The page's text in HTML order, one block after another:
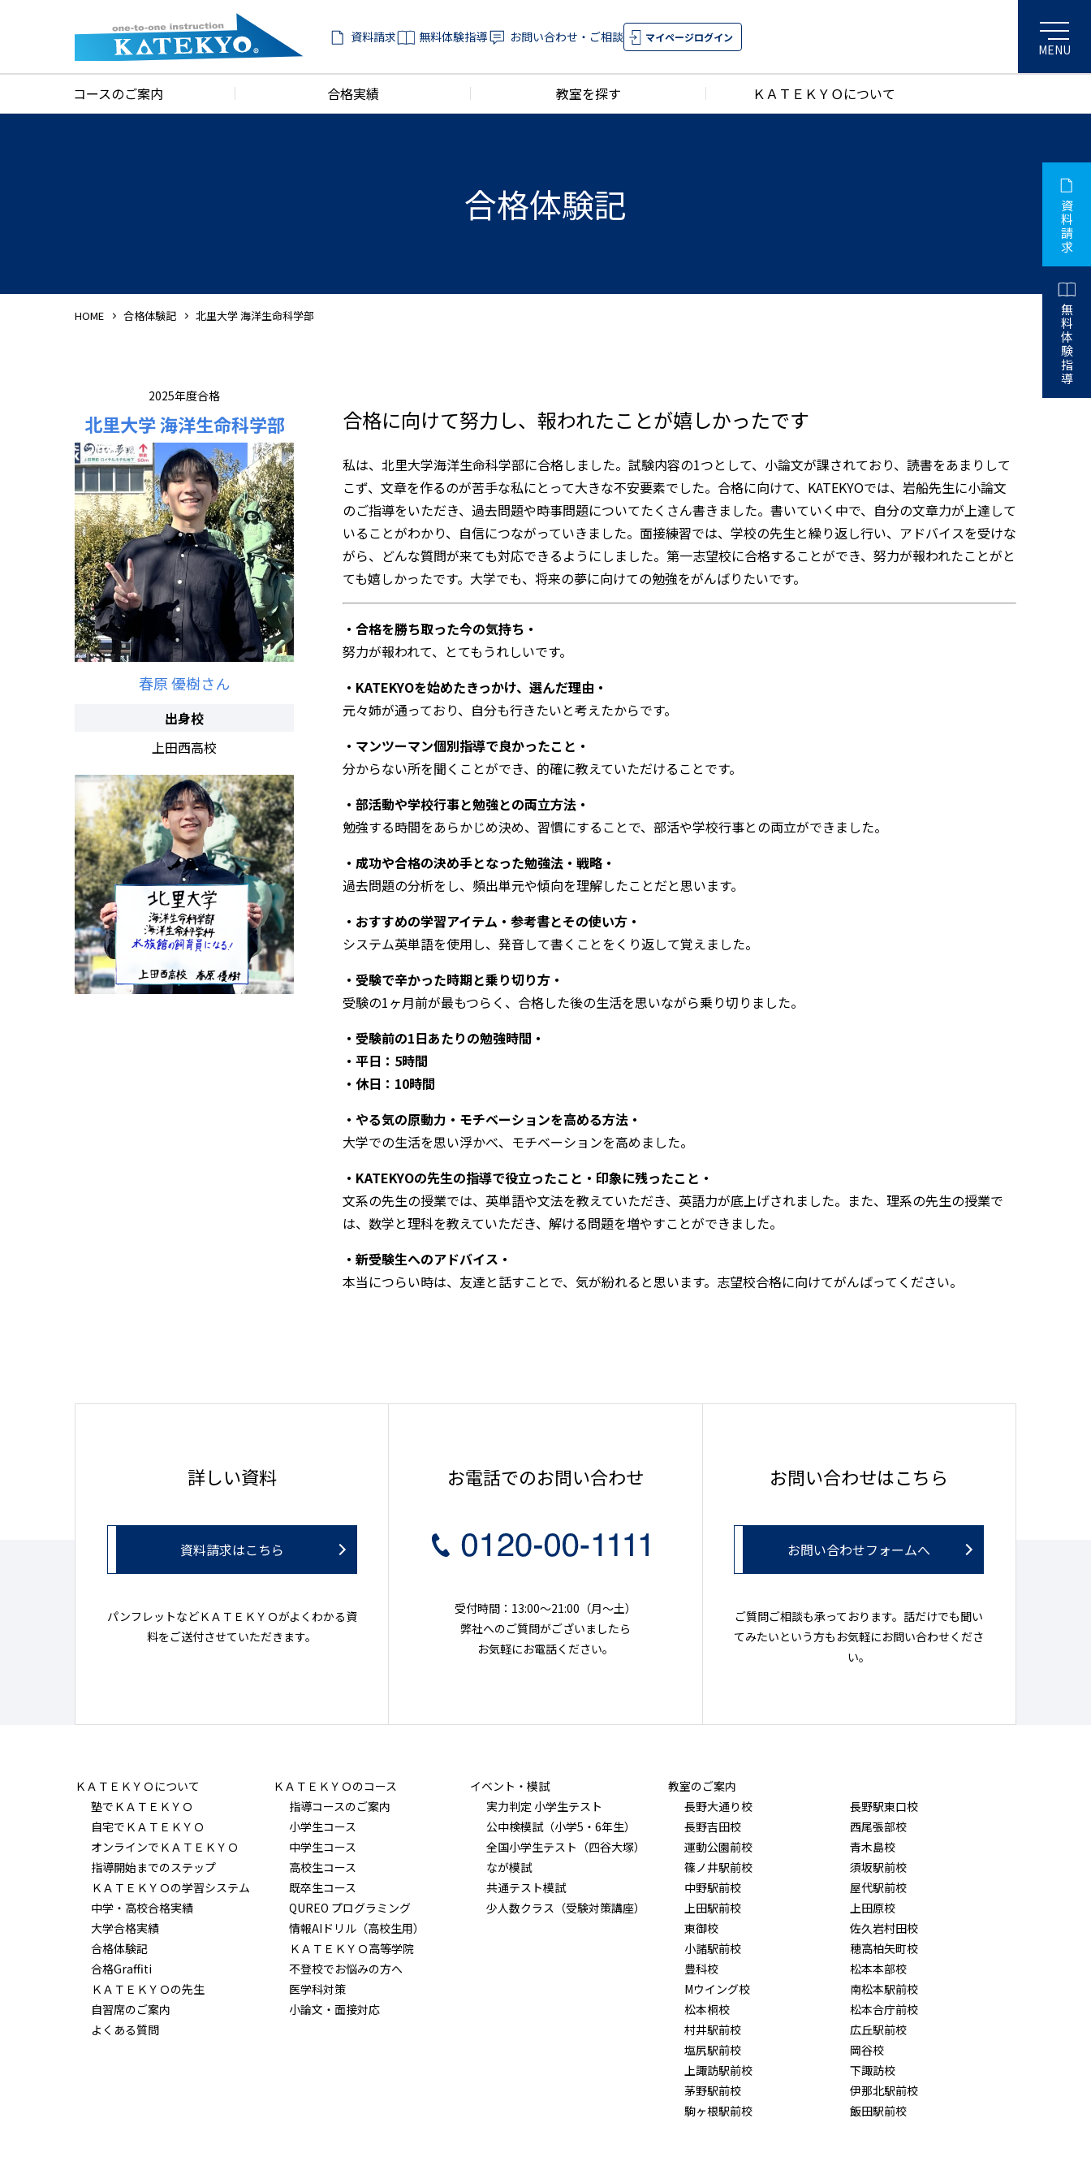
資料請求 無料体験指導 お問い合わせ・ご相談 マイページログイン
コースのご案内 合格実績 教室を探す ＫＡＴＥＫＹＯについて
合格体験記
HOME 合格体験記 北里大学 海洋生命科学部
2025年度合格
北里大学 海洋生命科学部
春原 優樹さん
出身校
上田西高校
合格に向けて努力し、報われたことが嬉しかったです
私は、北里大学海洋生命科学部に合格しました。試験内容の1つとして、小論文が課されており、読書をあまりして
こず、文章を作るのが苦手な私にとって大きな不安要素でした。合格に向けて、KATEKYOでは、岩船先生に小論文
のご指導をいただき、過去問題や時事問題についてたくさん書きました。書いていく中で、自分の文章力が上達して
いることがわかり、自信につながっていきました。面接練習では、学校の先生と繰り返し行い、アドバイスを受けな
がら、どんな質問が来ても対応できるようにしました。第一志望校に合格することができ、努力が報われたことがと
ても嬉しかったです。大学でも、将来の夢に向けての勉強をがんばりたいです。
・合格を勝ち取った今の気持ち・
努力が報われて、とてもうれしいです。
・KATEKYOを始めたきっかけ、選んだ理由・
元々姉が通っており、自分も行きたいと考えたからです。
・マンツーマン個別指導で良かったこと・
分からない所を聞くことができ、的確に教えていただけることです。
・部活動や学校行事と勉強との両立方法・
勉強する時間をあらかじめ決め、習慣にすることで、部活や学校行事との両立ができました。
・成功や合格の決め手となった勉強法・戦略・
過去問題の分析をし、頻出単元や傾向を理解したことだと思います。
・おすすめの学習アイテム・参考書とその使い方・
システム英単語を使用し、発音して書くことをくり返して覚えました。
・受験で辛かった時期と乗り切り方・
受験の1ヶ月前が最もつらく、合格した後の生活を思いながら乗り切りました。
・受験前の1日あたりの勉強時間・
・平日：5時間
・休日：10時間
・やる気の原動力・モチベーションを高める方法・
大学での生活を思い浮かべ、モチベーションを高めました。
・KATEKYOの先生の指導で役立ったこと・印象に残ったこと・
文系の先生の授業では、英単語や文法を教えていただき、英語力が底上げされました。また、理系の先生の授業で
は、数学と理科を教えていただき、解ける問題を増やすことができました。
・新受験生へのアドバイス・
本当につらい時は、友達と話すことで、気が紛れると思います。志望校合格に向けてがんばってください。
詳しい資料
資料請求はこちら
パンフレットなどＫＡＴＥＫＹＯがよくわかる資
料をご送付させていただきます。
お電話でのお問い合わせ
受付時間：13:00～21:00（月〜土）
弊社へのご質問がございましたら
お気軽にお電話ください。
お問い合わせはこちら
お問い合わせフォームへ
ご質問ご相談も承っております。話だけでも聞い
てみたいという方もお気軽にお問い合わせくださ
い。
ＫＡＴＥＫＹＯについて
塾でＫＡＴＥＫＹＯ
自宅でＫＡＴＥＫＹＯ
オンラインでＫＡＴＥＫＹＯ
指導開始までのステップ
ＫＡＴＥＫＹＯの学習システム
中学・高校合格実績
大学合格実績
合格体験記
合格Graffiti
ＫＡＴＥＫＹＯの先生
自習席のご案内
よくある質問
ＫＡＴＥＫＹＯのコース
指導コースのご案内
小学生コース
中学生コース
高校生コース
既卒生コース
QUREO プログラミング
情報AIドリル（高校生用）
ＫＡＴＥＫＹＯ高等学院
不登校でお悩みの方へ
医学科対策
小論文・面接対応
イベント・模試
実力判定 小学生テスト
公中検模試（小学5・6年生）
全国小学生テスト（四谷大塚）
なが模試
共通テスト模試
少人数クラス（受験対策講座）
教室のご案内
長野大通り校
長野駅東口校
長野吉田校
西尾張部校
運動公園前校
青木島校
篠ノ井駅前校
須坂駅前校
中野駅前校
屋代駅前校
上田駅前校
上田原校
東御校
佐久岩村田校
小諸駅前校
穂高柏矢町校
豊科校
松本本部校
Mウイング校
南松本駅前校
松本桐校
松本合庁前校
村井駅前校
広丘駅前校
塩尻駅前校
岡谷校
上諏訪駅前校
下諏訪校
茅野駅前校
伊那北駅前校
駒ヶ根駅前校
飯田駅前校
資
料
請
求
無
料
体
験
指
導